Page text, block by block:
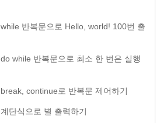
반복문으로 Hello, world! 100번 출
while 반복문으로 최소 한 번은 실행
continue로 반복문 제어하기
단식으로 별 출력하기